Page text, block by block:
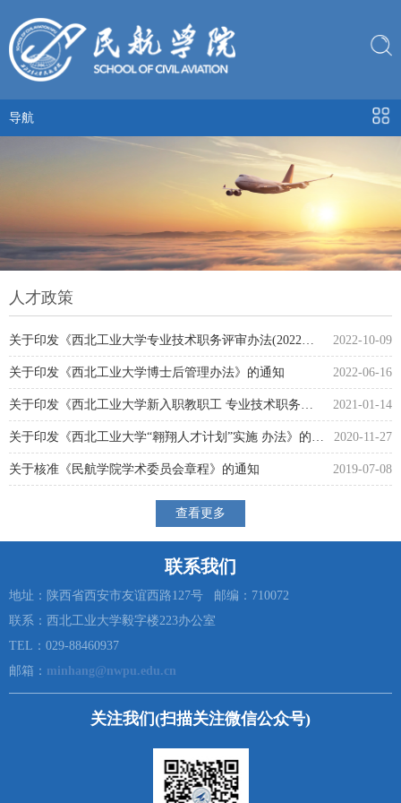
导航
人才政策
2022-10-09
关于印发《西北工业大学专业技术职务评审办法(2022版)》的通...
2022-06-16
关于印发《西北工业大学博士后管理办法》的通知
2021-01-14
关于印发《西北工业大学新入职教职工 专业技术职务资格认定...
2020-11-27
关于印发《西北工业大学“翱翔人才计划”实施 办法》的通知
2019-07-08
关于核准《民航学院学术委员会章程》的通知
查看更多
联系我们
地址：陕西省西安市友谊西路127号 邮编：710072
联系：西北工业大学毅字楼223办公室
TEL：029-88460937
邮箱： minhang@nwpu.edu.cn
关注我们(扫描关注微信公众号)